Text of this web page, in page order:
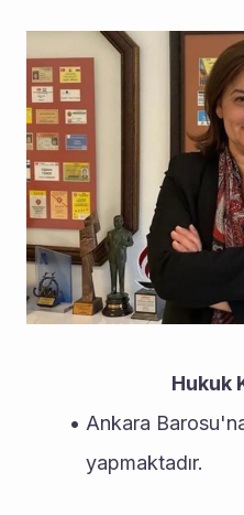
Hukuk
Ankara
yapmaktadır.